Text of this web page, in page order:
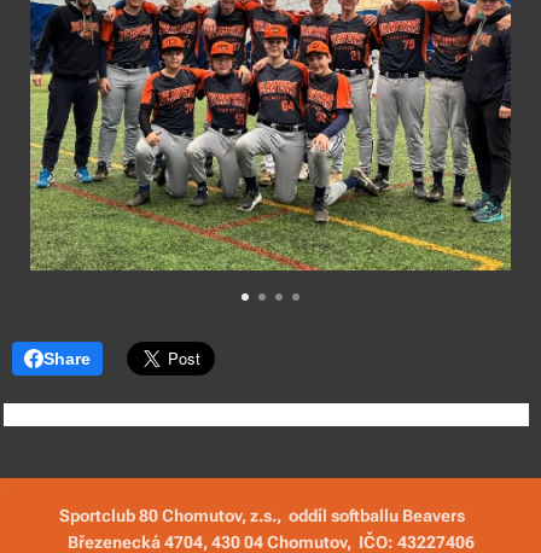
Share
Sportclub 80 Chomutov, z.s., oddíl softballu Beavers
Březenecká 4704, 430 04 Chomutov, IČO: 43227406